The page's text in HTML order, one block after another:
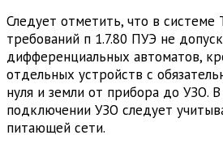
Следует отметить, что в системе
требований п 1.7.80 ПУЭ не
дифференциальных автоматов,
отдельных устройств с
нуля и земли от прибора до УЗО.
подключении УЗО следует
питающей сети.